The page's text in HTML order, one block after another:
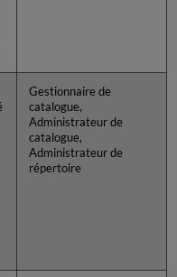
Gestionnaire de
catalogue,
Administrateur de
catalogue,
Administrateur de
répertoire